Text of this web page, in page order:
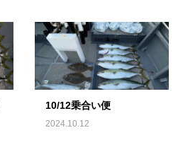
10/12乗合い便
2024.10.12